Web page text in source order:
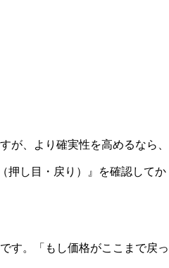
が、より確実性を高めるなら、
押し目・戻り）』を確認してか
す。「もし価格がここまで戻っ